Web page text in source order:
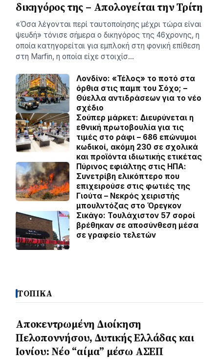
δικηγόρος της – Απολογείται την Τρίτη
«Όσα λέγονται περί ταυτοποίησης μέχρι τώρα είναι
ψευδή» τόνισε σήμερα ο δικηγόρος της 46χρονης, η
οποία κατηγορείται για εμπλοκή στη φονική επίθεση
στη Marfin, η οποία είχε στοιχίσ…
Λονδίνο: «Τέλος» το ποτό στα
όρθια στις παμπ του Σόχο; –
Θύελλα αντιδράσεων για το νέο
σχέδιο
Σούπερ μάρκετ: Διευρύνεται η
εθνική πρωτοβουλία για τις
τιμές στο ράφι – 686 επώνυμοι
κωδικοί, ακόμη 230 σε σχολικά
και προϊόντα ιδιωτικής ετικέτας
Πύρινος εφιάλτης στις ΗΠΑ:
Συνετρίβη ελικόπτερο που
επιχειρούσε στις φωτιές της
Γιούτα – Νεκρός χειριστής
μπουλντόζας στο Όρεγκον
Σικάγο: Τουλάχιστον 57 σοροί
βρέθηκαν σε αποσύνθεση μέσα
σε γραφείο τελετών
ΤΟΠΙΚΑ
Αποκεντρωμένη Διοίκηση
Πελοποννήσου, Δυτικής Ελλάδας και
Ιονίου: Νέο “αίμα” μέσω ΑΣΕΠ